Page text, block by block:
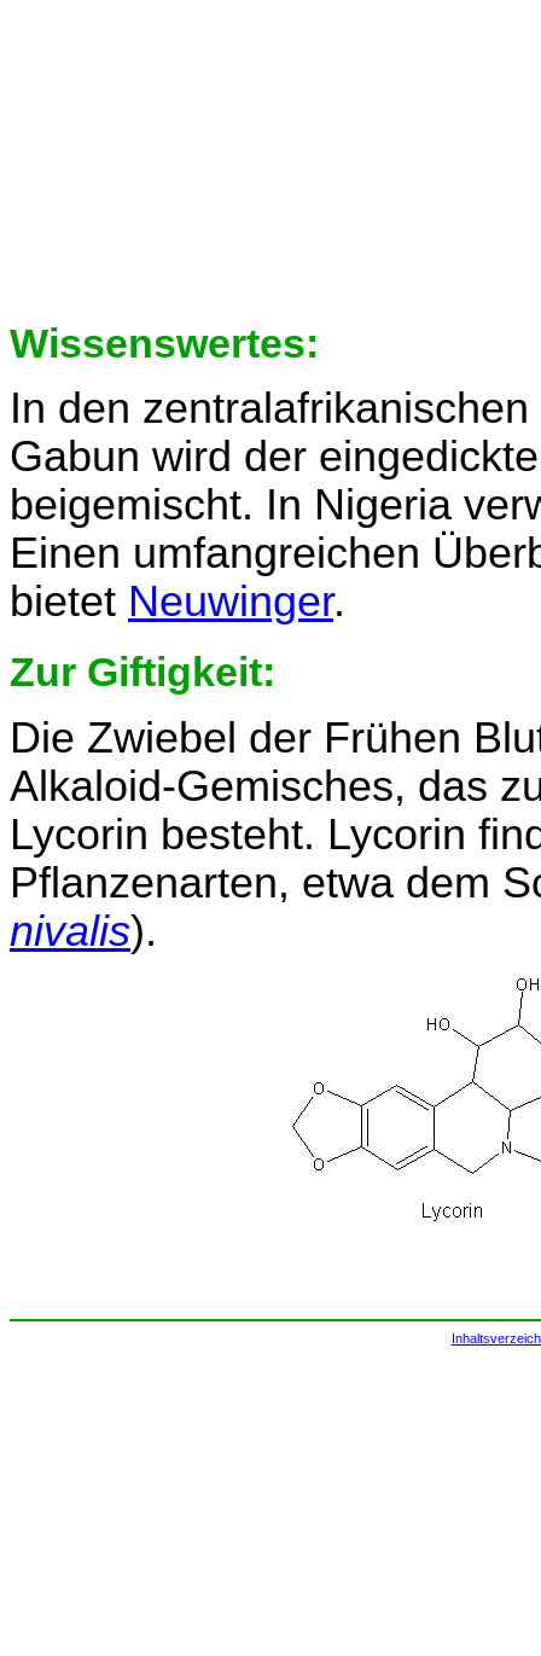
Wissenswertes:
In den
Gabun wird der
beigemischt. In Nigeria
Einen umfangreichen
bietet Neuwinger.
Zur Giftigkeit:
Die Zwiebel der Frühen
Alkaloid-Gemisches, das
Lycorin besteht. Lycorin
Pflanzenarten, etwa dem
nivalis).